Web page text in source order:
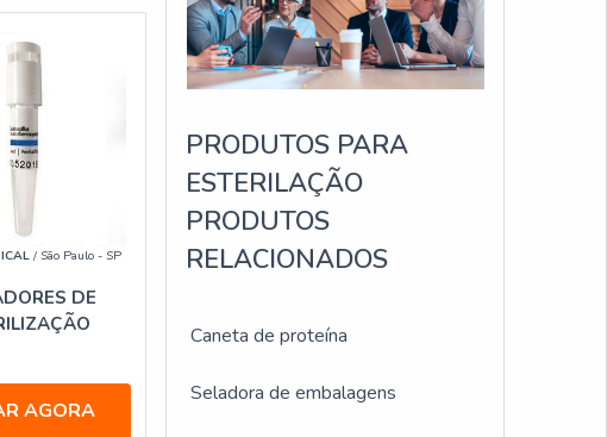
/ São Paulo - SP
DE
AGORA
PRODUTOS PARA
ESTERILAÇÃO
PRODUTOS
RELACIONADOS
Caneta de proteína
Seladora de embalagens